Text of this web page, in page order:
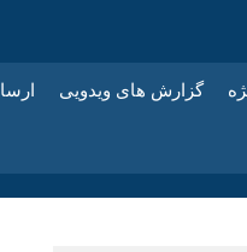
گزارش های ویدویی